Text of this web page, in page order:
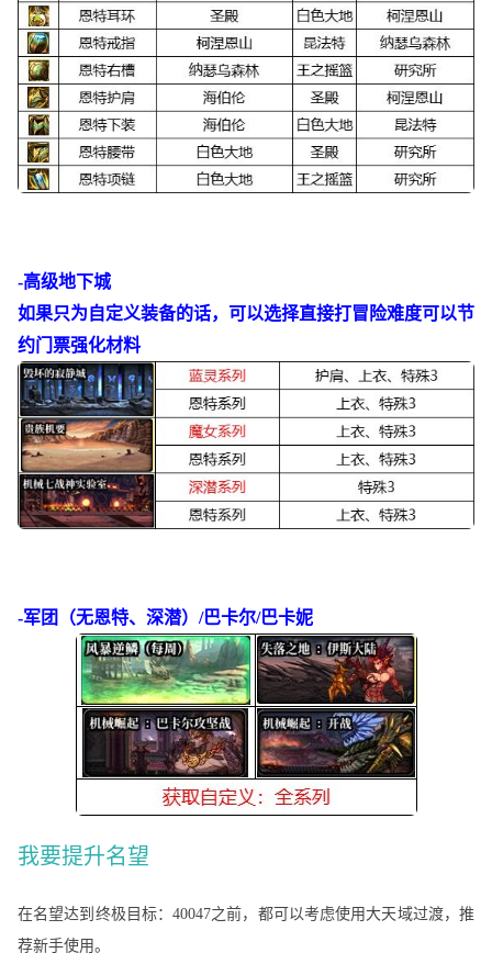
-高级地下城
如果只为自定义装备的话，可以选择直接打冒险难度可以节
约门票强化材料
-军团（无恩特、深潜）/巴卡尔/巴卡妮
我要提升名望
在名望达到终极目标：40047之前，都可以考虑使用大天域过渡，推
荐新手使用。